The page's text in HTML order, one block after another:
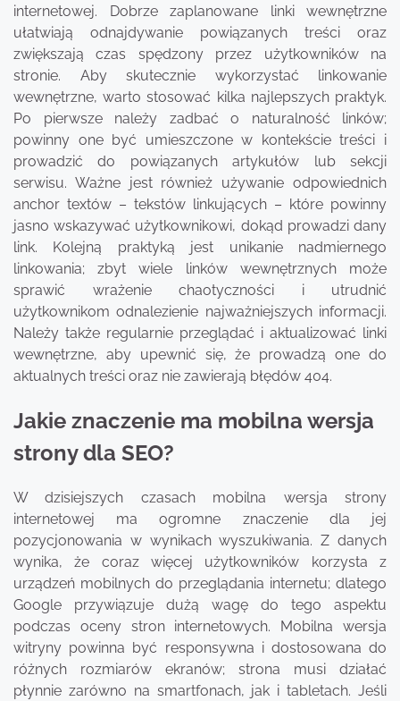
internetowej. Dobrze zaplanowane linki wewnętrzne
ułatwiają odnajdywanie powiązanych treści oraz
zwiększają czas spędzony przez użytkowników na
stronie. Aby skutecznie wykorzystać linkowanie
wewnętrzne, warto stosować kilka najlepszych praktyk.
Po pierwsze należy zadbać o naturalność linków;
powinny one być umieszczone w kontekście treści i
prowadzić do powiązanych artykułów lub sekcji
serwisu. Ważne jest również używanie odpowiednich
anchor textów – tekstów linkujących – które powinny
jasno wskazywać użytkownikowi, dokąd prowadzi dany
link. Kolejną praktyką jest unikanie nadmiernego
linkowania; zbyt wiele linków wewnętrznych może
sprawić wrażenie chaotyczności i utrudnić
użytkownikom odnalezienie najważniejszych informacji.
Należy także regularnie przeglądać i aktualizować linki
wewnętrzne, aby upewnić się, że prowadzą one do
aktualnych treści oraz nie zawierają błędów 404.
Jakie znaczenie ma mobilna wersja
strony dla SEO?
W dzisiejszych czasach mobilna wersja strony
internetowej ma ogromne znaczenie dla jej
pozycjonowania w wynikach wyszukiwania. Z danych
wynika, że coraz więcej użytkowników korzysta z
urządzeń mobilnych do przeglądania internetu; dlatego
Google przywiązuje dużą wagę do tego aspektu
podczas oceny stron internetowych. Mobilna wersja
witryny powinna być responsywna i dostosowana do
różnych rozmiarów ekranów; strona musi działać
płynnie zarówno na smartfonach, jak i tabletach. Jeśli